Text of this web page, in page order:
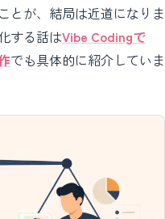
とが、結局は近道になりま
する話はVibe Codingで
でも具体的に紹介していま